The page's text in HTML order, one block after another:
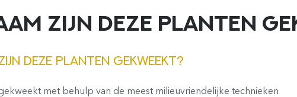
ZIJN DEZE PLANTEN
DEZE PLANTEN GEKWEEKT?
met behulp van de meest milieuvriendelijke technieken